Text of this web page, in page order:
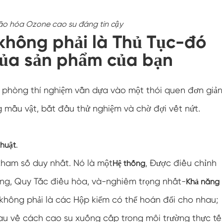
Buồng thử nghiệm nhiệt độ nóng lạnh
Buồng môi trường lạnh
Thiết bị kiểm tra nước bắn và sốc nhiệt độ
lv124 K-12
Lò nướng công nghiệp dùng cho pin
Buồng đông lạnh công nghiệp
hóa Ozone cao su đáng tin cậy
phải là Thủ Tục-đó
sản phẩm của bạn
phòng thí nghiệm vẫn dựa vào một thói quen đơn
mẫu vật, bắt đầu thử nghiệm và chờ đợi vết nứt.
.
số duy nhất. Nó là mộtHệ thống, Được điều chỉnh
Quy Tắc điều hòa, và-nghiêm trọng nhất-Khả năng
không phải là các Hộp kiểm có thể hoán đổi cho nhau;
về cách cao su xuống cấp trong môi trường thực